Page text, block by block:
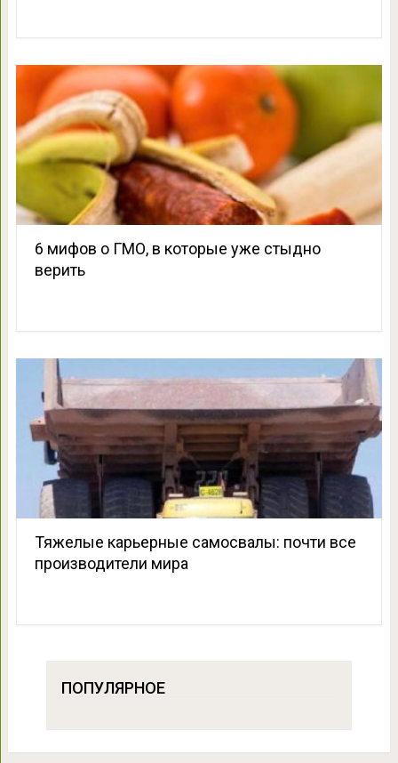
6 мифов о ГМО, в которые уже стыдно
верить
Тяжелые карьерные самосвалы: почти все
производители мира
ПОПУЛЯРНОЕ